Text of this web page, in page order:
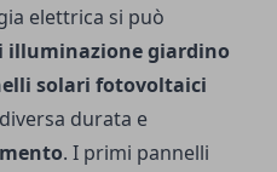
elettrica si può
illuminazione giardino
solari fotovoltaici
durata e
. I primi pannelli